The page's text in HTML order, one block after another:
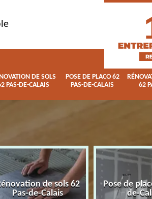
DE SOLS
PAS-DE-CALAIS
POSE DE PLACO 62
PAS-DE-CALAIS
62
de sols 62
Pas-de-Calais
Pose de
de-